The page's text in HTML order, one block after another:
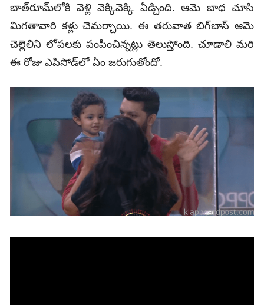
బాత్‌రూమ్‌లోకి వెళ్లి వెక్కివెక్కి ఏడ్చింది. ఆమె బాధ చూసి
మిగ‌తావారి క‌ళ్లు చెమర్చాయి. ఈ తరువాత బిగ్‌బాస్ ఆమె
చెల్లెలిని లోప‌లకు పంపించిన్నట్లు తెలుస్తోంది‌. చూడాలి మరి
ఈ రోజు ఎపిసోడ్‌లో ఏం జరుగుతోందో.